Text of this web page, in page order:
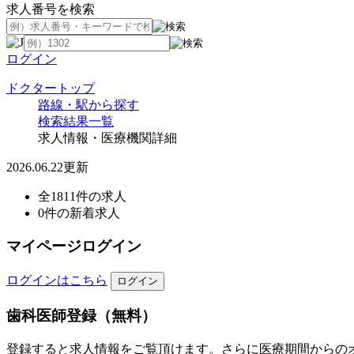
求人番号を検索
ログイン
ドクタートップ
路線・駅から探す
検索結果一覧
求人情報・医療機関詳細
2026.06.22更新
全1811件の求人
0件の新着求人
マイページログイン
ログインはこちら
歯科医師登録（無料）
登録すると求人情報をご覧頂けます。さらに医療期間からの